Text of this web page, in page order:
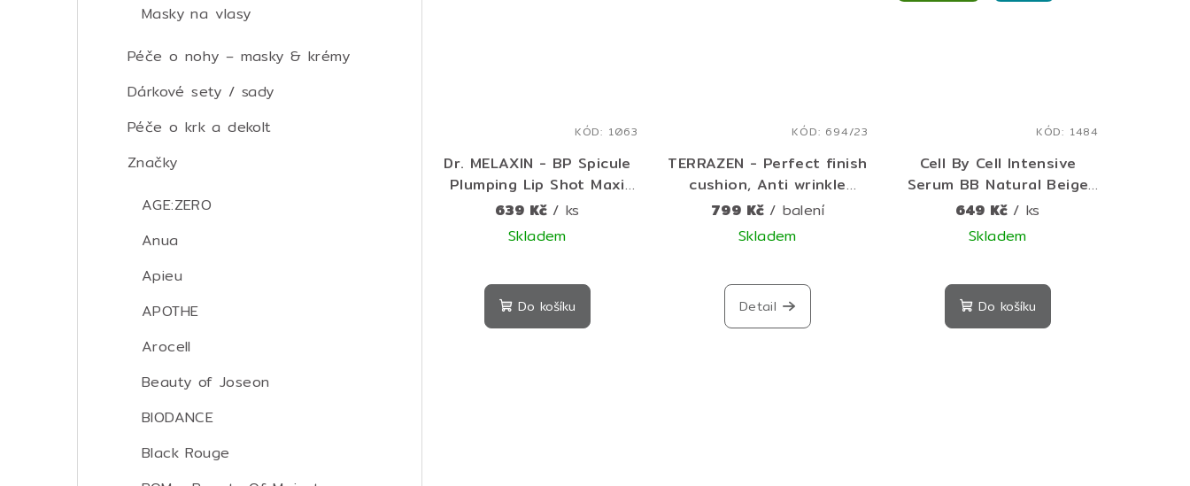
Masky na vlasy
Péče o nohy – masky & krémy
Dárkové sety / sady
Péče o krk a dekolt
Značky
AGE:ZERO
Anua
Apieu
APOTHE
Arocell
Beauty of Joseon
BIODANCE
Black Rouge
Dr. MELAXIN - BP Spicule
Plumping Lip Shot Maxi
Hard Touch - Lesk na rty
s jehličkovou technologií
639 Kč / ks
Skladem
hodnocení
produktu
je
Do košíku
KÓD: 1063
TERRAZEN - Perfect finish
cushion, Anti wrinkle
flawless longwear SPF50+
- Dlouhotrvající pečující
799 Kč / balení
Skladem
Detail
KÓD: 694/23
Cell By Cell Intensive
Serum BB Natural Beige
50 ml - hydratační BB
krém s pečujícím sérem
649 Kč / ks
Skladem
Do košíku
KÓD: 1484